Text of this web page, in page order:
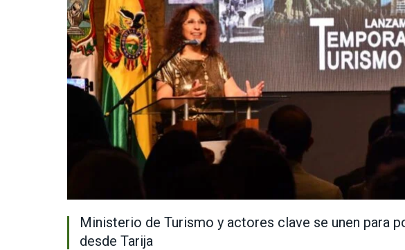
Ministerio de Turismo y actores clave se unen para
desde Tarija